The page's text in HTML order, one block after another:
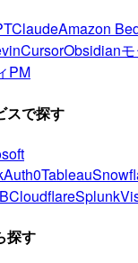
ClaudeAmazon
CursorObsidian
PM
スで探す
Auth0Tableau
CloudflareSplunk
探す